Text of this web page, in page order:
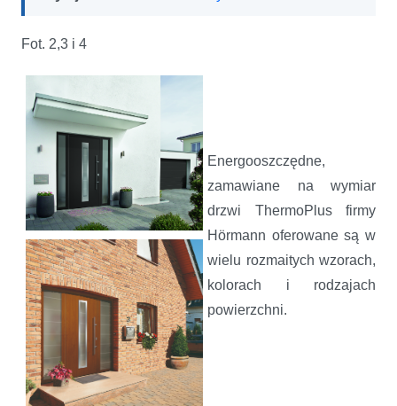
Fot. 2,3 i 4
Energooszczędne,
zamawiane na wymiar
drzwi ThermoPlus firmy
Hörmann oferowane są w
wielu rozmaitych wzorach,
kolorach i rodzajach
powierzchni.